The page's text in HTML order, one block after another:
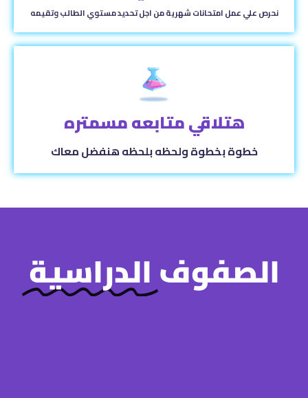
نحرص علي عمل امتحانات شهرية من اجل تحديد مستوي الطالب وتقيمه
هتلاقي متابعه مسمتره
خطوة بخطوة ولحظه بلحظه هنفضل معاك
الصفوفالدراسية